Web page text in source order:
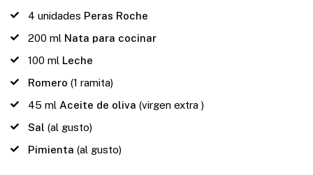
4 unidades Peras Roche
200 ml Nata para cocinar
100 ml Leche
Romero (1 ramita)
45 ml Aceite de oliva (virgen extra )
Sal (al gusto)
Pimienta (al gusto)